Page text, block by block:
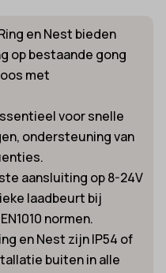
en Nest bieden
op bestaande gong
met
voor snelle
ondersteuning van
aansluiting op 8-24V
laadbeurt bij
normen.
en Nest zijn IP54 of
buiten in alle